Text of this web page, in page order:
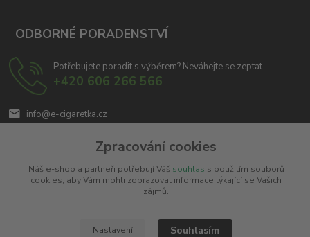
ODBORNÉ PORADENSTVÍ
Potřebujete poradit s výběrem? Neváhejte se zeptat
+420 606 266 566
info@e-cigaretka.cz
Zpracování cookies
Náš e-shop a partneři potřebují Váš souhlas s použitím souborů
cookies, aby Vám mohli zobrazovat informace týkající se Vašich
zájmů.
Nastavení Souhlasím